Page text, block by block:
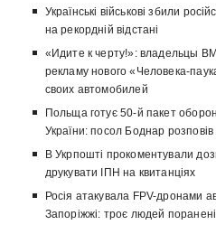
Українські військові збили
на рекордній відстані
«Идите к черту!»: владельцы
рекламу нового «Человека-
своих автомобилей
Польща готує 50-й пакет
України: посол Боднар розповів
В Укрпошті прокоментували
друкувати ІПН на квитанціях
Росія атакувала FPV-дронами
Запоріжжі: троє людей поранені